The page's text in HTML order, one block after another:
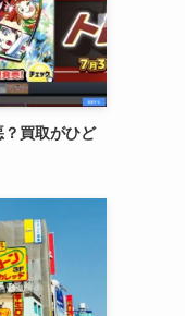
？買取がひど